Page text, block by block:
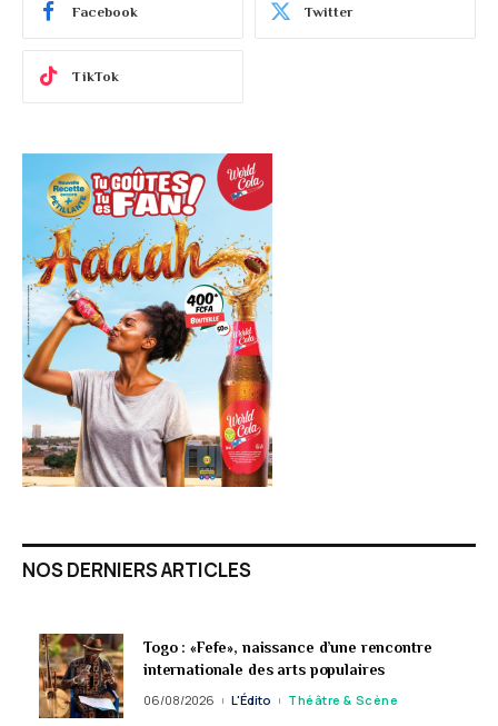
Facebook Twitter
TikTok
NOS DERNIERS ARTICLES
Togo : «Fefe», naissance d’une rencontre
internationale des arts populaires
06/08/2026 L'Édito Théâtre & Scène